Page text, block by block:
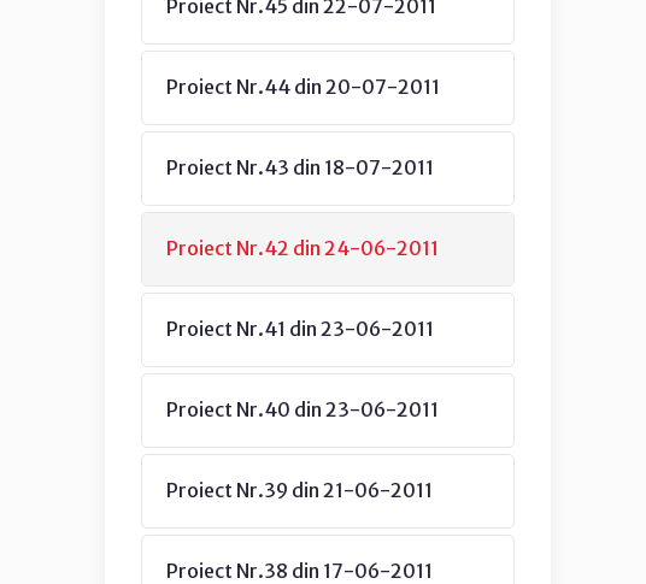
Proiect Nr.45 din 22-07-2011
Proiect Nr.44 din 20-07-2011
Proiect Nr.43 din 18-07-2011
Proiect Nr.42 din 24-06-2011
Proiect Nr.41 din 23-06-2011
Proiect Nr.40 din 23-06-2011
Proiect Nr.39 din 21-06-2011
Proiect Nr.38 din 17-06-2011